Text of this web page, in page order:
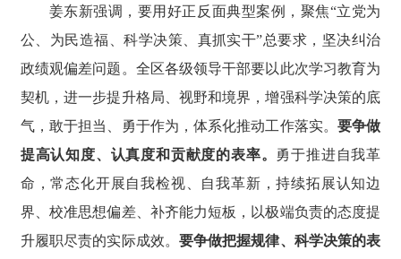
姜东新强调，要用好正反面典型案例，聚焦“立党为
公、为民造福、科学决策、真抓实干”总要求，坚决纠治
政绩观偏差问题。全区各级领导干部要以此次学习教育为
契机，进一步提升格局、视野和境界，增强科学决策的底
气，敢于担当、勇于作为，体系化推动工作落实。 要争做
提高认知度、认真度和贡献度的表率。 勇于推进自我革
命，常态化开展自我检视、自我革新，持续拓展认知边
界、校准思想偏差、补齐能力短板，以极端负责的态度提
升履职尽责的实际成效。 要争做把握规律、科学决策的表